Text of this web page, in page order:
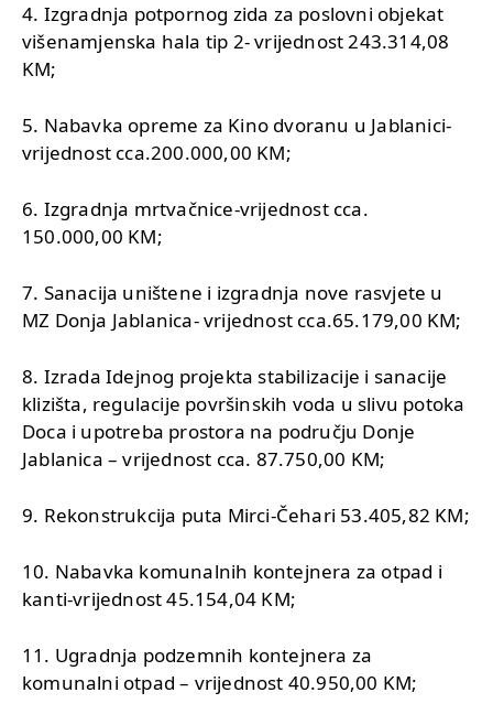
4. Izgradnja potpornog zida za poslovni objekat
višenamjenska hala tip 2- vrijednost 243.314,08
KM;
5. Nabavka opreme za Kino dvoranu u Jablanici-
vrijednost cca.200.000,00 KM;
6. Izgradnja mrtvačnice-vrijednost cca.
150.000,00 KM;
7. Sanacija uništene i izgradnja nove rasvjete u
MZ Donja Jablanica- vrijednost cca.65.179,00 KM;
8. Izrada Idejnog projekta stabilizacije i sanacije
klizišta, regulacije površinskih voda u slivu potoka
Doca i upotreba prostora na području Donje
Jablanica – vrijednost cca. 87.750,00 KM;
9. Rekonstrukcija puta Mirci-Čehari 53.405,82 KM;
10. Nabavka komunalnih kontejnera za otpad i
kanti-vrijednost 45.154,04 KM;
11. Ugradnja podzemnih kontejnera za
komunalni otpad – vrijednost 40.950,00 KM;